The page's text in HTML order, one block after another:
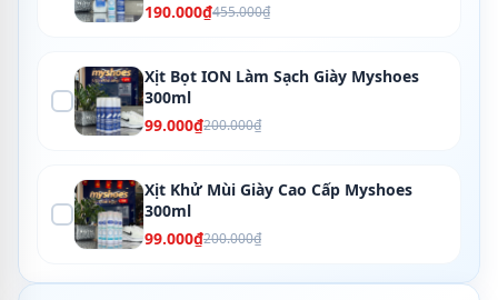
190.000₫455.000₫
Xịt Bọt ION Làm Sạch Giày Myshoes
300ml
99.000₫200.000₫
Xịt Khử Mùi Giày Cao Cấp Myshoes
300ml
99.000₫200.000₫